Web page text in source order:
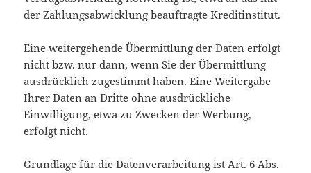
der Zahlungsabwicklung beauftragte Kreditinstitut.
Eine weitergehende Übermittlung der Daten erfolgt
nicht bzw. nur dann, wenn Sie der Übermittlung
ausdrücklich zugestimmt haben. Eine Weitergabe
Ihrer Daten an Dritte ohne ausdrückliche
Einwilligung, etwa zu Zwecken der Werbung,
erfolgt nicht.
Grundlage für die Datenverarbeitung ist Art. 6 Abs.